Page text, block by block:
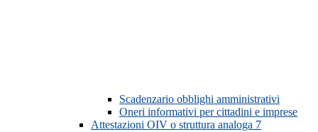
Scadenzario obblighi amministrativi
Oneri informativi per cittadini e imprese
Attestazioni OIV o struttura analoga 7